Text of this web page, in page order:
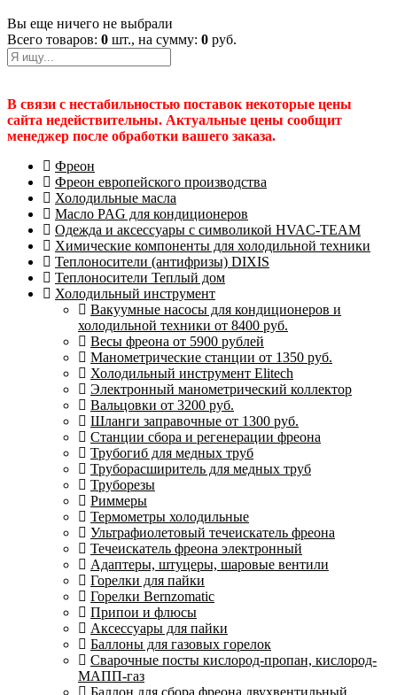
Вы еще ничего не выбрали
Всего товаров: 0 шт., на сумму: 0 руб.
В связи с нестабильностью поставок некоторые цены
сайта недействительны. Актуальные цены сообщит
менеджер после обработки вашего заказа.
Фреон
Фреон европейского производства
Холодильные масла
Масло PAG для кондиционеров
Одежда и аксессуары с символикой HVAC-TEAM
Химические компоненты для холодильной техники
Теплоносители (антифризы) DIXIS
Теплоносители Теплый дом
Холодильный инструмент
Вакуумные насосы для кондиционеров и
холодильной техники от 8400 руб.
Весы фреона от 5900 рублей
Манометрические станции от 1350 руб.
Холодильный инструмент Elitech
Электронный манометрический коллектор
Вальцовки от 3200 руб.
Шланги заправочные от 1300 руб.
Станции сбора и регенерации фреона
Трубогиб для медных труб
Труборасширитель для медных труб
Труборезы
Риммеры
Термометры холодильные
Ультрафиолетовый течеискатель фреона
Течеискатель фреона электронный
Адаптеры, штуцеры, шаровые вентили
Горелки для пайки
Горелки Bernzomatic
Припои и флюсы
Аксессуары для пайки
Баллоны для газовых горелок
Сварочные посты кислород-пропан, кислород-
МАПП-газ